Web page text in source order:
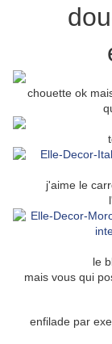
chouette ok
j'aime le
le
mais vous qui
enfilade par